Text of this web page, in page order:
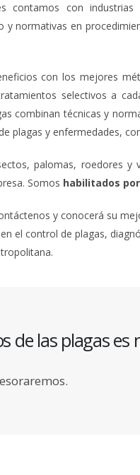
contamos con
y normativas en
con los mejores
selectivos a
combinan técnicas y
plagas y enfermedades,
palomas, roedores
Somos habilitados por
y conocerá su
el control de plagas,
de las plagas